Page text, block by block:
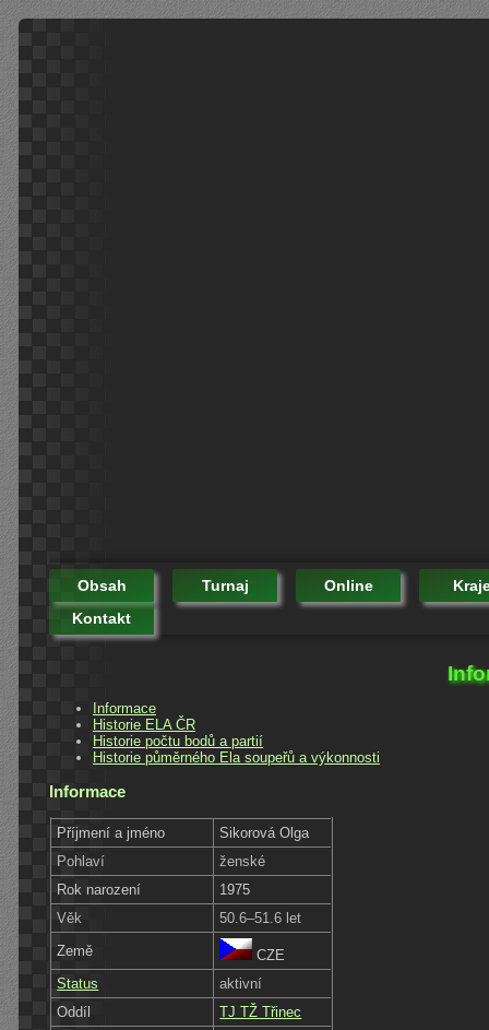
Obsah Turnaj Online
Kontakt
Informace
Historie ELA ČR
Historie počtu bodů a partií
Historie půměrného Ela soupeřů a výkonnosti
Informace
Příjmení a jméno
Sikorová Olga
Pohlaví
ženské
Rok narození
1975
Věk
50.6–51.6 let
Země
CZE
Status
aktivní
Oddíl
TJ TŽ Třinec